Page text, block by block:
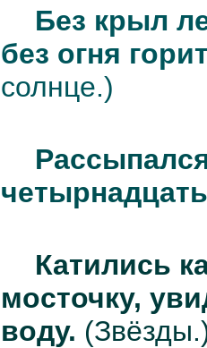
Без крыл
без огня
солнце.)
Катились
мосточку,
воду.